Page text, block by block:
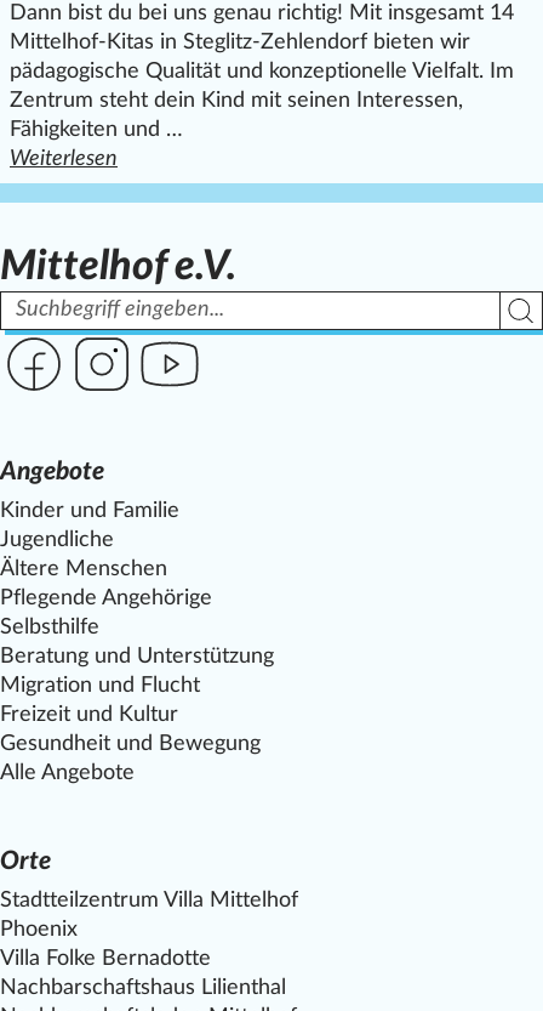
Dann bist du bei uns genau richtig! Mit insgesamt 14
Mittelhof-Kitas in Steglitz-Zehlendorf bieten wir
pädagogische Qualität und konzeptionelle Vielfalt. Im
Zentrum steht dein Kind mit seinen Interessen,
Fähigkeiten und …
Weiterlesen
den ganzen Artikel "Der Sommer naht –und du suchst
Mittelhof e.V.
Suchbegriff
Link zur Seite des Mittelhof auf Facebook
Link zur Seite des Mittelhof auf Instagram
Link zur Seite des Mittelhof auf Youtube
Angebote
Kinder und Familie
Jugendliche
Ältere Menschen
Pflegende Angehörige
Selbsthilfe
Beratung und Unterstützung
Migration und Flucht
Freizeit und Kultur
Gesundheit und Bewegung
Alle Angebote
Orte
Stadtteilzentrum Villa Mittelhof
Phoenix
Villa Folke Bernadotte
Nachbarschaftshaus Lilienthal